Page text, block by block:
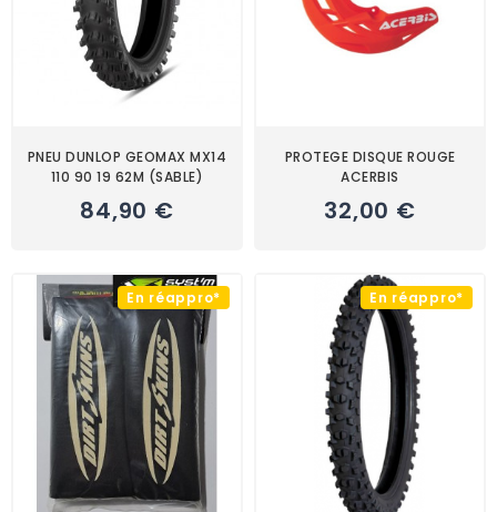
PNEU DUNLOP GEOMAX MX14
110 90 19 62M (SABLE)
84,90 €
PROTEGE DISQUE ROUGE
ACERBIS
32,00 €
En réappro* En réappro*